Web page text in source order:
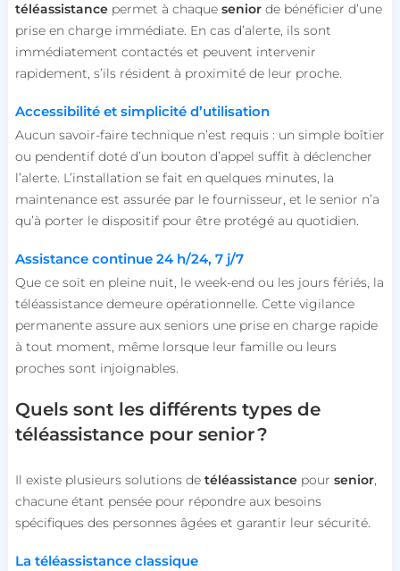
téléassistance permet à chaquesenior de bénéficier d’une
prise en charge immédiate. En cas d’alerte, ils sont
immédiatement contactés et peuvent intervenir
rapidement, s’ils résident à proximité de leur proche.
Accessibilité et simplicité d’utilisation
Aucun savoir-faire technique n’est requis : un simple boîtier
ou pendentif doté d’un bouton d’appel suffit à déclencher
l’alerte. L’installation se fait en quelques minutes, la
maintenance est assurée par le fournisseur, et le senior n’a
qu’à porter le dispositif pour être protégé au quotidien.
Assistance continue 24 h/24, 7 j/7
Que ce soit en pleine nuit, le week-end ou les jours fériés, la
téléassistance demeure opérationnelle. Cette vigilance
permanente assure aux seniors une prise en charge rapide
à tout moment, même lorsque leur famille ou leurs
proches sont injoignables.
Quels sont les différents types de
téléassistance pour senior ?
Il existe plusieurs solutions de téléassistance pour senior,
chacune étant pensée pour répondre aux besoins
spécifiques des personnes âgées et garantir leur sécurité.
La téléassistance classique